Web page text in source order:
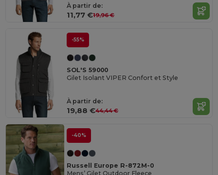
À partir de:
11,77 €19,96 €
-55%
SOL'S 59000
Gilet Isolant VIPER Confort et Style
À partir de:
19,88 €44,44 €
-40%
Russell Europe R-872M-0
Mens’ Gilet Outdoor Fleece